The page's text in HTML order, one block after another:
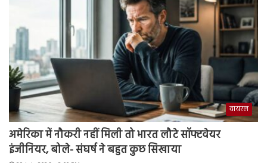
वायरल
अमेरिका में नौकरी नहीं मिली तो भारत लौटे सॉफ्टवेयर
इंजीनियर, बोले- संघर्ष ने बहुत कुछ सिखाया